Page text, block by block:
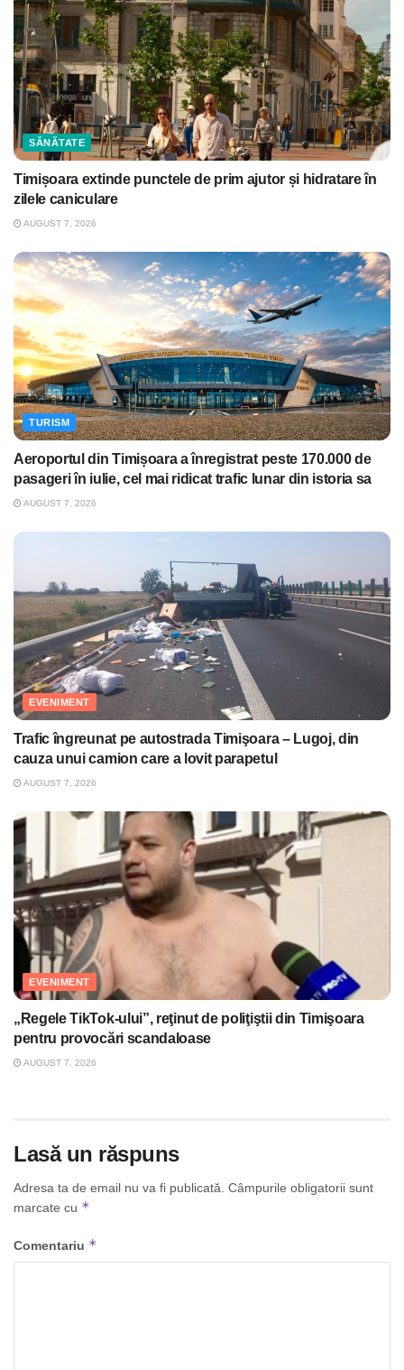
SĂNĂTATE
Timișoara extinde punctele de prim ajutor și hidratare în
zilele caniculare
AUGUST 7, 2026
TURISM
Aeroportul din Timișoara a înregistrat peste 170.000 de
pasageri în iulie, cel mai ridicat trafic lunar din istoria sa
AUGUST 7, 2026
EVENIMENT
Trafic îngreunat pe autostrada Timişoara – Lugoj, din
cauza unui camion care a lovit parapetul
AUGUST 7, 2026
EVENIMENT
„Regele TikTok-ului”, reţinut de poliţiştii din Timişoara
pentru provocări scandaloase
AUGUST 7, 2026
Lasă un răspuns
Adresa ta de email nu va fi publicată. Câmpurile obligatorii sunt
marcate cu *
Comentariu *